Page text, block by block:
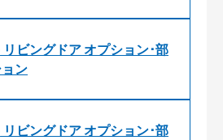
ビングドア オプション･部
ン
ビングドア オプション･部